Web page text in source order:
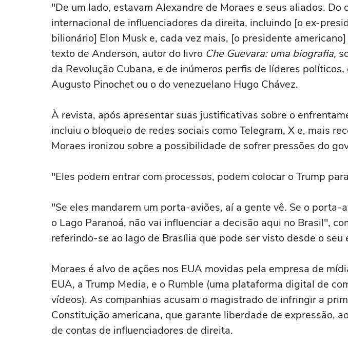
"De um lado, estavam Alexandre de Moraes e seus aliados. Do
internacional de influenciadores da direita, incluindo [o ex-
bilionário] Elon Musk e, cada vez mais, [o presidente americano]
texto de Anderson, autor do livro Che Guevara: uma biografia,
da Revolução Cubana, e de inúmeros perfis de líderes políticos,
Augusto Pinochet ou o do venezuelano Hugo Chávez.
À revista, após apresentar suas justificativas sobre o
incluiu o bloqueio de redes sociais como Telegram, X e, mais
Moraes ironizou sobre a possibilidade de sofrer pressões do
"Eles podem entrar com processos, podem colocar o Trump
"Se eles mandarem um porta-aviões, aí a gente vê. Se o porta-
o Lago Paranoá, não vai influenciar a decisão aqui no Brasil",
referindo-se ao lago de Brasília que pode ser visto desde o seu
Moraes é alvo de ações nos EUA movidas pela empresa de
EUA, a Trump Media, e o Rumble (uma plataforma digital de
vídeos). As companhias acusam o magistrado de infringir a
Constituição americana, que garante liberdade de expressão,
de contas de influenciadores de direita.